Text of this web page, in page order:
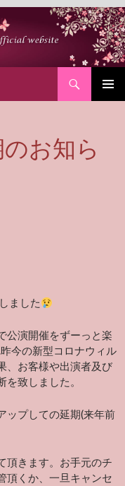
お知ら
ました
公演開催をずーっと楽
今の新型コロナウィル
、お客様や出演者及び
致しました。
ップしての延期(来年前
頂きます。お手元のチ
頂くか、一旦キャンセ